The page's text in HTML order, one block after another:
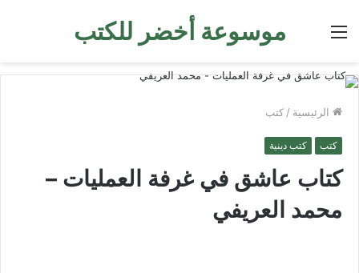
موسوعة أخضر للكتب القائمة
الرئيسية / كتب
كتب كتب دينية
كتاب عاشق في غرفة العمليات –
محمد العريفي